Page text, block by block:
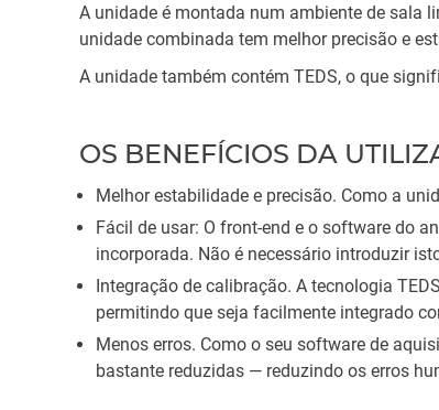
A unidade é montada num ambiente de sala
unidade combinada tem melhor precisão e
A unidade também contém TEDS, o que
OS BENEFÍCIOS DA
Melhor estabilidade e precisão. Como a
Fácil de usar: O front-end e o software do
incorporada. Não é necessário introduzir
Integração de calibração. A tecnologia
permitindo que seja facilmente integrado
Menos erros. Como o seu software de
bastante reduzidas — reduzindo os erros